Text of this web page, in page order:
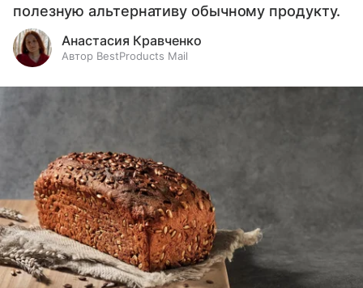
полезную альтернативу обычному продукту.
Анастасия Кравченко
Автор BestProducts Mail